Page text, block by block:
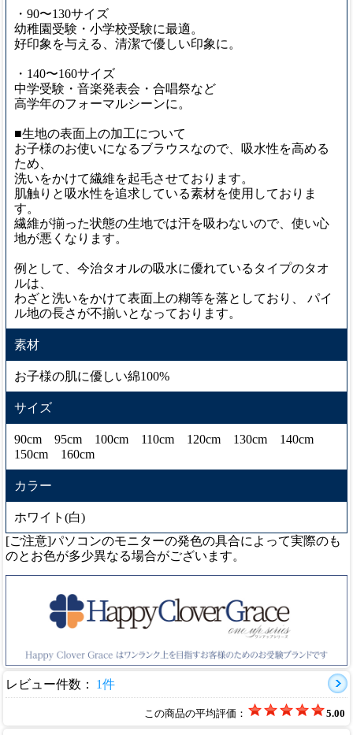
・90〜130サイズ
幼稚園受験・小学校受験に最適。
好印象を与える、清潔で優しい印象に。
・140〜160サイズ
中学受験・音楽発表会・合唱祭など
高学年のフォーマルシーンに。
■生地の表面上の加工について
お子様のお使いになるブラウスなので、吸水性を高める
ため、
洗いをかけて繊維を起毛させております。
肌触りと吸水性を追求している素材を使用しておりま
す。
繊維が揃った状態の生地では汗を吸わないので、使い心
地が悪くなります。
例として、今治タオルの吸水に優れているタイプのタオ
ルは、
わざと洗いをかけて表面上の糊等を落としており、 パイ
ル地の長さが不揃いとなっております。
素材
お子様の肌に優しい綿100%
サイズ
90cm 95cm 100cm 110cm 120cm 130cm 140cm
150cm 160cm
カラー
ホワイト(白)
[ご注意]パソコンのモニターの発色の具合によって実際のも
のとお色が多少異なる場合がございます。
レビュー件数： 1件
この商品の平均評価： 5.00